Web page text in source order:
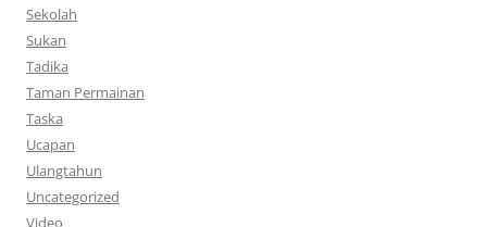
Sekolah
Sukan
Tadika
Taman Permainan
Taska
Ucapan
Ulangtahun
Uncategorized
Video